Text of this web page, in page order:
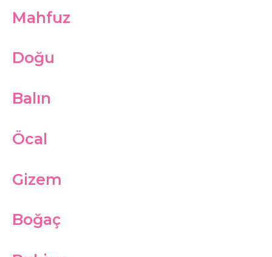
Mahfuz
Doğu
Balın
Öcal
Gizem
Boğaç